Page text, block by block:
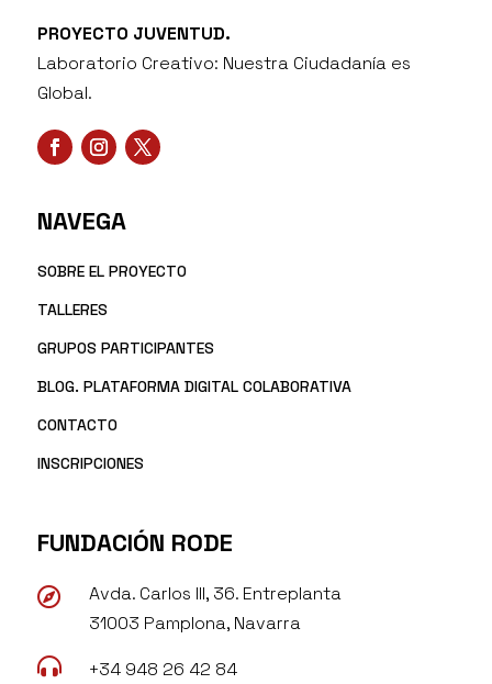
PROYECTO JUVENTUD.
Laboratorio Creativo: Nuestra Ciudadanía es
Global.
NAVEGA
SOBRE EL PROYECTO
TALLERES
GRUPOS PARTICIPANTES
BLOG. PLATAFORMA DIGITAL COLABORATIVA
CONTACTO
INSCRIPCIONES
FUNDACIÓN RODE

Avda. Carlos III, 36. Entreplanta
31003 Pamplona, Navarra
 +34 948 26 42 84